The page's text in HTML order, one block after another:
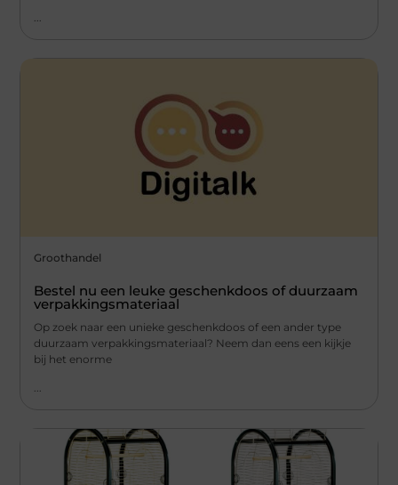
Groothandel
Bestel nu een leuke geschenkdoos of duurzaam
verpakkingsmateriaal
Op zoek naar een unieke geschenkdoos of een ander type
duurzaam verpakkingsmateriaal? Neem dan eens een kijkje
bij het enorme
...